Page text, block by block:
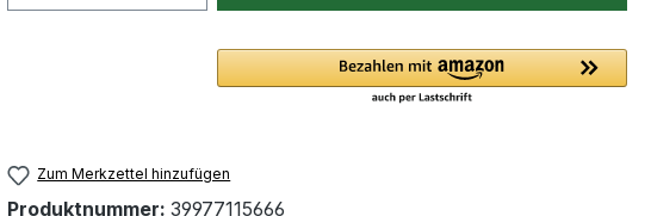
Zum Merkzettel hinzufügen
Produktnummer: 39977115666